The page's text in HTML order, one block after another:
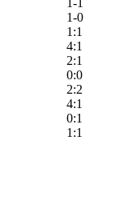
1-1
1-0
1:1
4:1
2:1
0:0
2:2
4:1
0:1
1:1